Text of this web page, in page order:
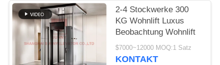
PRIVACY
POLICY
2-4 Stockwerke 300
KG Wohnlift Luxus
Beobachtung Wohnlift
$7000~12000 MOQ:1 Satz
KONTAKT